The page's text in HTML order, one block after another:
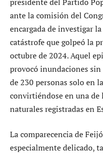
ante la comisión del
encargada de investigar
catástrofe que golpeó la
octubre de 2024. Aquel
provocó inundaciones sin
de 230 personas solo en
convirtiéndose en una de
naturales registradas en
La comparecencia de
especialmente delicado,